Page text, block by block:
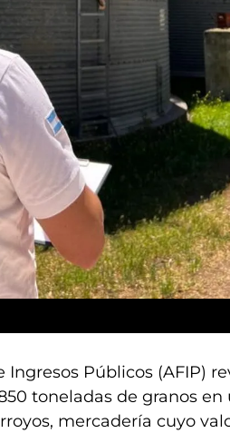
Públicos (AFIP)
toneladas de granos en
mercadería cuyo